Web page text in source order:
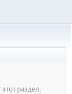
раздел.